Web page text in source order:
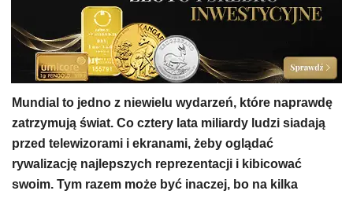
Mundial to jedno z niewielu wydarzeń, które naprawdę
zatrzymują świat. Co cztery lata miliardy ludzi siadają
przed telewizorami i ekranami, żeby oglądać
rywalizację najlepszych reprezentacji i kibicować
swoim. Tym razem może być inaczej, bo na kilka